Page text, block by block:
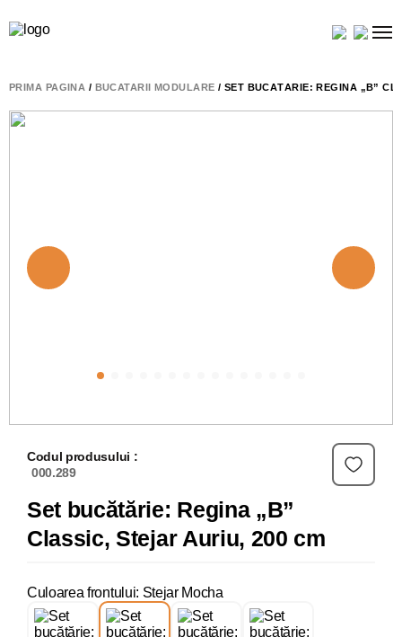
PRIMA PAGINĂ / BUCATARII MODULARE / SET BUCĂTĂRIE: REGINA „B”
Codul produsului :
000.289
Set bucătărie: Regina „B”
Classic, Stejar Auriu, 200 cm
Culoarea frontului: Stejar Mocha